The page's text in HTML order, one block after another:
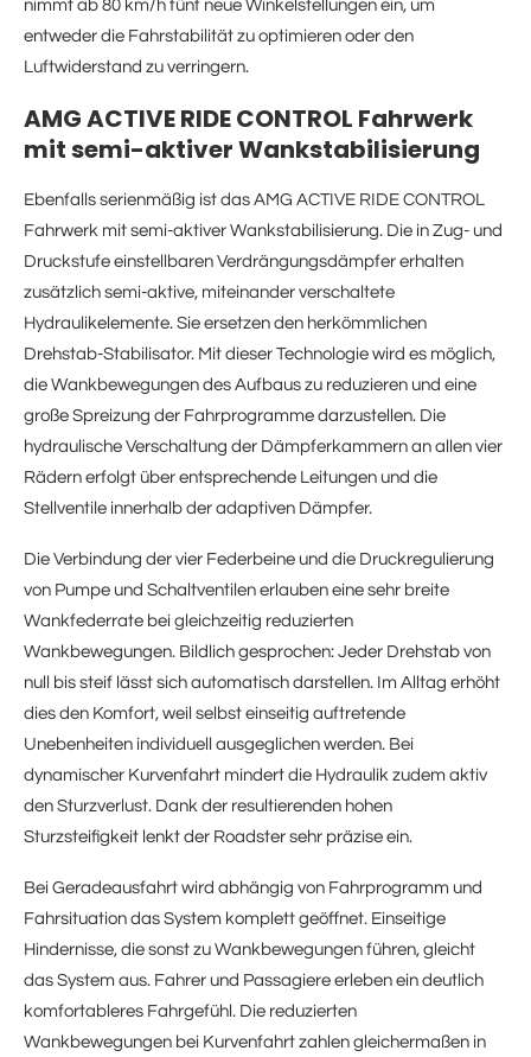
nimmt ab 80 km/h fünf neue Winkelstellungen ein, um
entweder die Fahrstabilität zu optimieren oder den
Luftwiderstand zu verringern.
AMG ACTIVE RIDE CONTROL Fahrwerk
mit semi-aktiver Wankstabilisierung
Ebenfalls serienmäßig ist das AMG ACTIVE RIDE CONTROL
Fahrwerk mit semi-aktiver Wankstabilisierung. Die in Zug- und
Druckstufe einstellbaren Verdrängungsdämpfer erhalten
zusätzlich semi-aktive, miteinander verschaltete
Hydraulikelemente. Sie ersetzen den herkömmlichen
Drehstab-Stabilisator. Mit dieser Technologie wird es möglich,
die Wankbewegungen des Aufbaus zu reduzieren und eine
große Spreizung der Fahrprogramme darzustellen. Die
hydraulische Verschaltung der Dämpferkammern an allen vier
Rädern erfolgt über entsprechende Leitungen und die
Stellventile innerhalb der adaptiven Dämpfer.
Die Verbindung der vier Federbeine und die Druckregulierung
von Pumpe und Schaltventilen erlauben eine sehr breite
Wankfederrate bei gleichzeitig reduzierten
Wankbewegungen. Bildlich gesprochen: Jeder Drehstab von
null bis steif lässt sich automatisch darstellen. Im Alltag erhöht
dies den Komfort, weil selbst einseitig auftretende
Unebenheiten individuell ausgeglichen werden. Bei
dynamischer Kurvenfahrt mindert die Hydraulik zudem aktiv
den Sturzverlust. Dank der resultierenden hohen
Sturzsteifigkeit lenkt der Roadster sehr präzise ein.
Bei Geradeausfahrt wird abhängig von Fahrprogramm und
Fahrsituation das System komplett geöffnet. Einseitige
Hindernisse, die sonst zu Wankbewegungen führen, gleicht
das System aus. Fahrer und Passagiere erleben ein deutlich
komfortableres Fahrgefühl. Die reduzierten
Wankbewegungen bei Kurvenfahrt zahlen gleichermaßen in